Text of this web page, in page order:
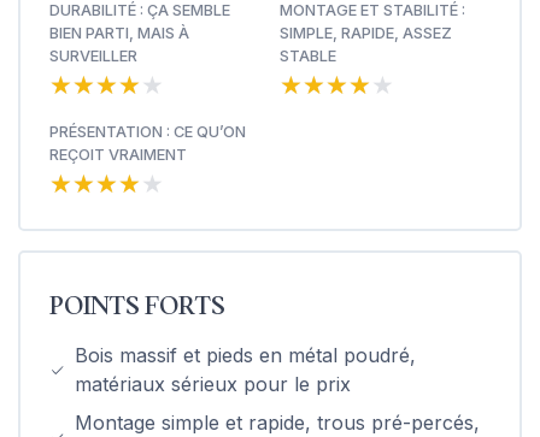
DURABILITÉ : ÇA SEMBLE
BIEN PARTI, MAIS À
SURVEILLER
★★★★★
★★★★★
MONTAGE ET STABILITÉ :
SIMPLE, RAPIDE, ASSEZ
STABLE
★★★★★
★★★★★
PRÉSENTATION : CE QU’ON
REÇOIT VRAIMENT
★★★★★
★★★★★
POINTS FORTS
Bois massif et pieds en métal poudré,
matériaux sérieux pour le prix
Montage simple et rapide, trous pré-percés,